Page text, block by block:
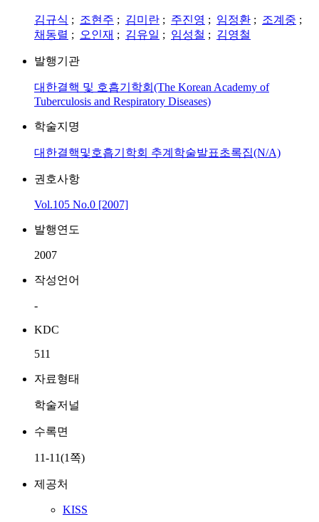
김규식 ; 조현주 ; 김미란 ; 주진영 ; 임정환 ; 조계중 ;
채동렬 ; 오인재 ; 김유일 ; 임성철 ; 김영철
발행기관
대한결핵 및 호흡기학회(The Korean Academy of
Tuberculosis and Respiratory Diseases)
학술지명
대한결핵및호흡기학회 추계학술발표초록집(N/A)
권호사항
Vol.105 No.0 [2007]
발행연도
2007
작성언어
-
KDC
511
자료형태
학술저널
수록면
11-11(1쪽)
제공처
KISS